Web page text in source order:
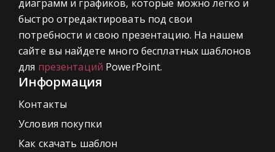
диаграмм и графиков, которые можно легко и
быстро отредактировать под свои
потребности и свою презентацию. На нашем
сайте вы найдете много бесплатных шаблонов
для презентаций PowerPoint.
Информация
Контакты
Условия покупки
Как скачать шаблон